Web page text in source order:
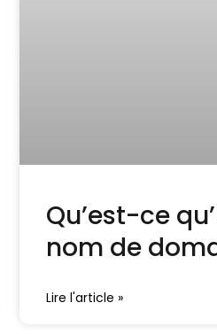
Qu’est-ce
nom de
Lire l'article »